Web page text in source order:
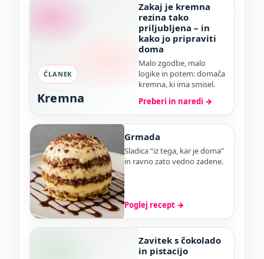
ČLANEK
Kremna
Zakaj je kremna
rezina tako
priljubljena – in
kako jo pripraviti
doma
Malo zgodbe, malo
logike in potem: domača
kremna, ki ima smisel.
Preberi in naredi →
Grmada
Sladica “iz tega, kar je doma”
in ravno zato vedno zadene.
Poglej recept →
Zavitek s čokolado
in pistacijo